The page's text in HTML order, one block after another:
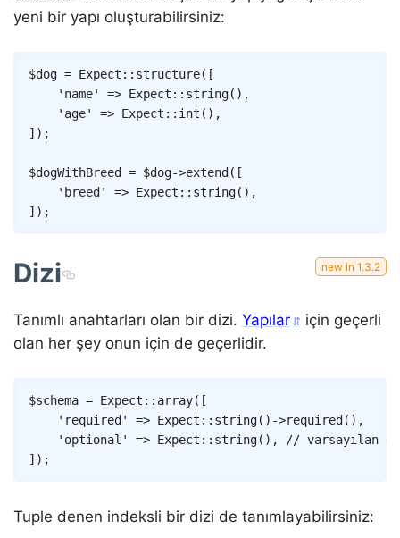
yeni bir yapı oluşturabilirsiniz:
$dog = Expect :: structure( [
'name'
=> Expect :: string( ) ,
'age'
=> Expect :: int ( ) ,
] ) ;
$dogWithBreed = $dog->extend ( [
'breed'
=> Expect :: string( ) ,
] ) ;
Dizi
Tanımlı anahtarları olan bir dizi. Yapılar
için geçerli
olan her şey onun için de geçerlidir.
$schema = Expect :: array( [
'required'
=> Expect :: string( ) ->required ( ) ,
'optional'
=> Expect :: string( ) ,
// varsayılan
] ) ;
Tuple denen indeksli bir dizi de tanımlayabilirsiniz: